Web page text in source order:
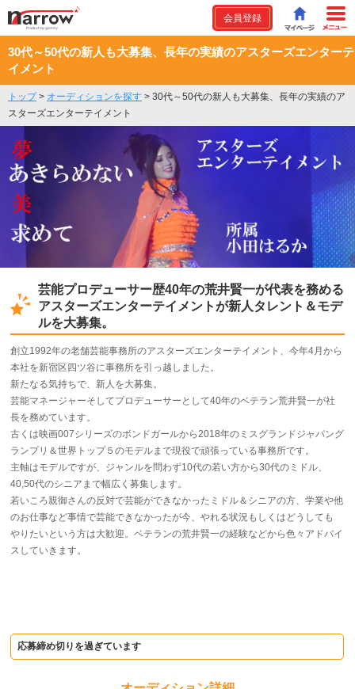
会員登録
30代～50代の新人も大募集、長年の実績のアスターズエンターテ
イメント
トップ> オーディションを探す > 30代～50代の新人も大募集、長年の実績のア
スターズエンターテイメント
芸能プロデューサー歴40年の荒井賢一が代表を務める
アスターズエンターテイメントが新人タレント＆モデ
ルを大募集。
創立1992年の老舗芸能事務所のアスターズエンターテイメント、今年4月から
本社を新宿区四ツ谷に事務所を引っ越しました。
新たなる気持ちで、新人を大募集。
芸能マネージャーそしてプロデューサーとして40年のベテラン荒井賢一が社
長を務めています。
古くは映画007シリーズのボンドガールから2018年のミスグランドジャパング
ランプリ＆世界トップ５のモデルまで現役で頑張っている事務所です。
主軸はモデルですが、ジャンルを問わず10代の若い方から30代のミドル、
40,50代のシニアまで幅広く募集します。
若いころ親御さんの反対で芸能ができなかったミドル＆シニアの方、学業や他
のお仕事など事情で芸能できなかったが今、やれる状況もしくはどうしても
やりたいという方は大歓迎。ベテランの荒井賢一の経験などから色々アドバイ
スしていきます。
応募締め切りを過ぎています